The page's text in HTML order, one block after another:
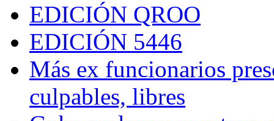
EDICIÓN QROO
EDICIÓN 5446
Más ex funcionarios
culpables, libres